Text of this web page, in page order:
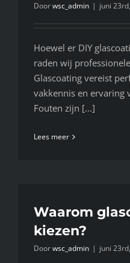
Doorwsc_admin | juni
Hoewel er DIY
raden wij
Glascoating vereist
vakkennis en ervaring
Fouten zijn [...]
Lees meer
Waarom
kiezen?
Doorwsc_admin | juni